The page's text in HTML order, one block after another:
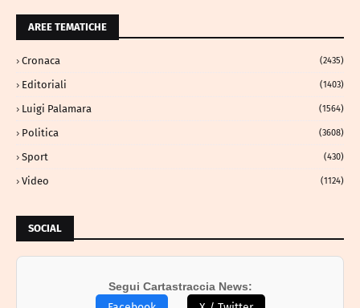
AREE TEMATICHE
Cronaca (2435)
Editoriali (1403)
Luigi Palamara (1564)
Politica (3608)
Sport (430)
Video (1124)
SOCIAL
Segui Cartastraccia News: